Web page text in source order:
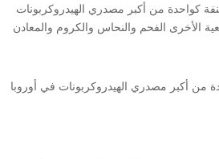
كواحدة من أكبر مصدري الهيدروكربونات
الأخرى الفحم والنحاس والكروم والمعادن
من أكبر مصدري الهيدروكربونات في أوروبا